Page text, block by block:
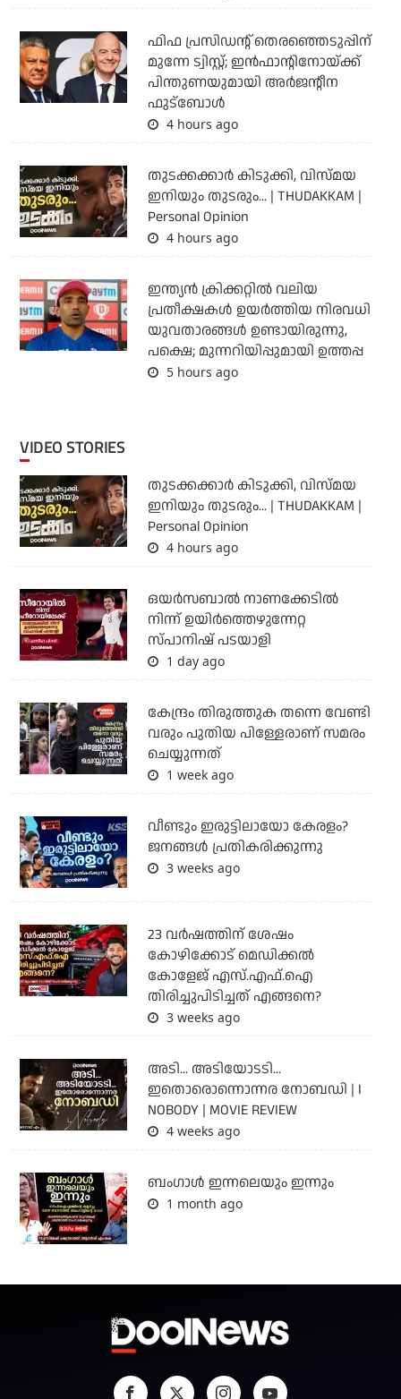
ഫിഫ പ്രസിഡന്റ് തെരഞ്ഞെടുപ്പിന്
മുന്നേ ട്വിസ്റ്റ്; ഇന്‍ഫാന്റിനോയ്ക്ക്
പിന്തുണയുമായി അര്‍ജന്റീന
ഫുട്‌ബോള്‍
4 hours ago
തുടക്കക്കാര്‍ കിടുക്കി, വിസ്മയ
ഇനിയും തുടരും... | THUDAKKAM |
Personal Opinion
4 hours ago
ഇന്ത്യന്‍ ക്രിക്കറ്റില്‍ വലിയ
പ്രതീക്ഷകള്‍ ഉയര്‍ത്തിയ നിരവധി
യുവതാരങ്ങള്‍ ഉണ്ടായിരുന്നു,
പക്ഷെ; മുന്നറിയിപ്പുമായി ഉത്തപ്പ
5 hours ago
VIDEO STORIES
തുടക്കക്കാര്‍ കിടുക്കി, വിസ്മയ
ഇനിയും തുടരും... | THUDAKKAM |
Personal Opinion
4 hours ago
ഒയര്‍സബാൽ നാണക്കേടിൽ
നിന്ന് ഉയിർത്തെഴുന്നേറ്റ
സ്പാനിഷ് പടയാളി
1 day ago
കേന്ദ്രം തിരുത്തുക തന്നെ വേണ്ടി
വരും പുതിയ പിള്ളേരാണ് സമരം
ചെയ്യുന്നത്
1 week ago
വീണ്ടും ഇരുട്ടിലായോ കേരളം?
ജനങ്ങൾ പ്രതികരിക്കുന്നു
3 weeks ago
23 വർഷത്തിന് ശേഷം
കോഴിക്കോട് മെഡിക്കൽ
കോളേജ് എസ്.എഫ്.ഐ
തിരിച്ചുപിടിച്ചത് എങ്ങനെ?
3 weeks ago
അടി... അടിയോടടി...
ഇതൊരൊന്നൊന്നര നോബഡി | I
NOBODY | MOVIE REVIEW
4 weeks ago
ബംഗാള്‍ ഇന്നലെയും ഇന്നും
1 month ago